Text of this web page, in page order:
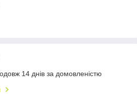
14 днів за домовленістю